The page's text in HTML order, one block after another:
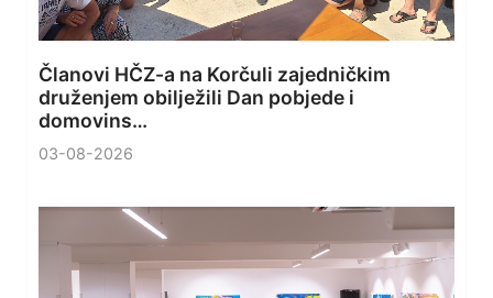
Članovi HČZ-a na Korčuli zajedničkim
druženjem obilježili Dan pobjede i
domovins…
03-08-2026